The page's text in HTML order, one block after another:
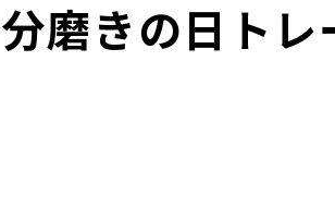
磨きの日トレ